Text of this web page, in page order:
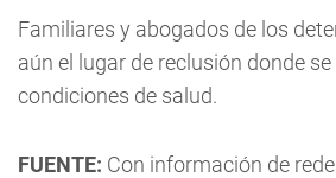
Familiares y abogados de los
aún el lugar de reclusión donde
condiciones de salud.
FUENTE: Con información de